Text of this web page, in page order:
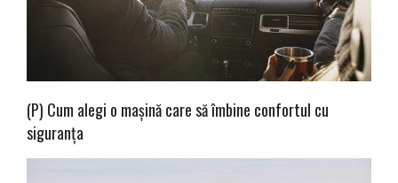
(P) Cum alegi o mașină care să îmbine confortul cu
siguranța